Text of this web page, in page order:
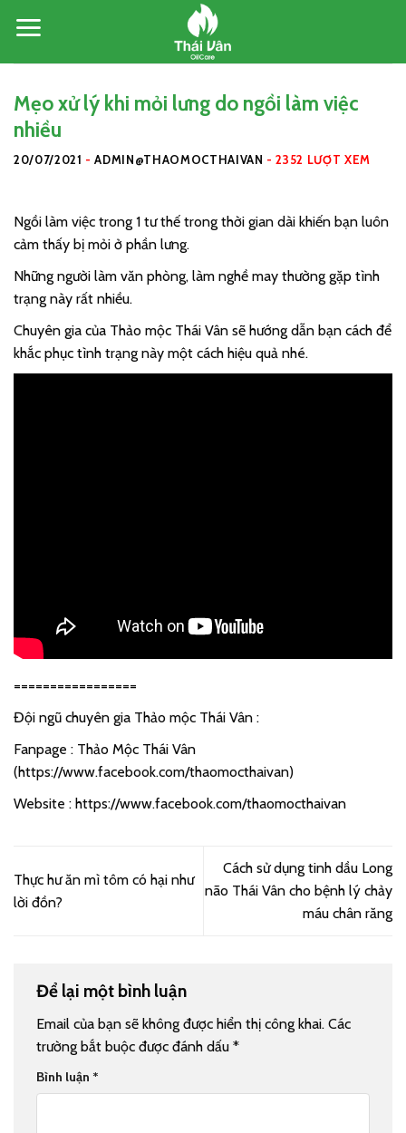
Mẹo xử lý khi mỏi lưng do ngồi làm việc
nhiều
20/07/2021 -ADMIN@THAOMOCTHAIVAN -2352 LƯỢT XEM
Ngồi làm việc trong 1 tư thế trong thời gian dài khiến bạn luôn
cảm thấy bị mỏi ở phần lưng.
Những người làm văn phòng, làm nghề may thường gặp tình
trạng này rất nhiều.
Chuyên gia của Thảo mộc Thái Vân sẽ hướng dẫn bạn cách để
khắc phục tình trạng này một cách hiệu quả nhé.
=================
Đội ngũ chuyên gia Thảo mộc Thái Vân :
Fanpage : Thảo Mộc Thái Vân
(https://www.facebook.com/thaomocthaivan)
Website : https://www.facebook.com/thaomocthaivan
Thực hư ăn mì tôm có hại như
lời đồn?
Cách sử dụng tinh dầu Long
não Thái Vân cho bệnh lý chảy
máu chân răng
Để lại một bình luận
Email của bạn sẽ không được hiển thị công khai. Các
trường bắt buộc được đánh dấu *
Bình luận *